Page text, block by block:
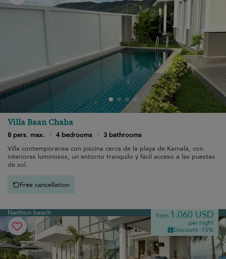
Villa Baan Chaba
8 pers. max. · 4 bedrooms · 3 bathrooms
Villa contemporánea con piscina cerca de la playa de Kamala, con
interiores luminosos, un entorno tranquilo y fácil acceso a las puestas
de sol.
Free cancellation
Naithon beach from 1.060 USD
per night
Discount -10%